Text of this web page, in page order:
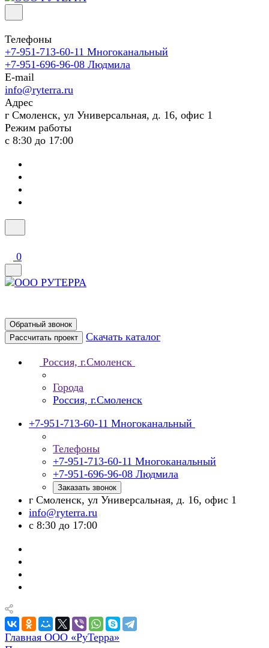
Телефоны
+7-951-713-60-11 Многоканальный
+7-951-696-96-08 Людмила
E-mail
info@ryterra.ru
Адрес
г Смоленск, ул Универсальная, д. 16, офис 1
Режим работы
с 8:30 до 17:00
0
Обратный звонок
Рассчитать проект
Скачать каталог
Россия, г.Смоленск
Города
Россия, г.Смоленск
+7-951-713-60-11 Многоканальный
Телефоны
+7-951-713-60-11 Многоканальный
+7-951-696-96-08 Людмила
Заказать звонок
г Смоленск, ул Универсальная, д. 16, офис 1
info@ryterra.ru
с 8:30 до 17:00
Главная ООО «РуТерра»